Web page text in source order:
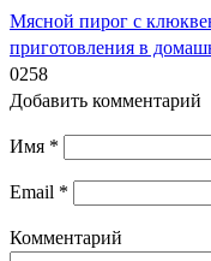
Мясной пирог с
приготовления в
0258
Добавить комментарий
Имя *
Email *
Комментарий